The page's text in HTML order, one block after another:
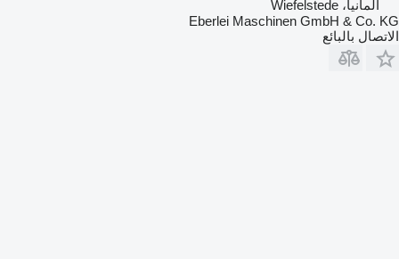
ألمانيا، Wiefelstede
Eberlei Maschinen GmbH & Co. KG
الاتصال بالبائع